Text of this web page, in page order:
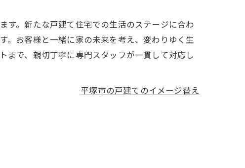
す。新たな戸建て住宅での生活のステージに合わ
。お客様と一緒に家の未来を考え、変わりゆく生
まで、親切丁寧に専門スタッフが一貫して対応し
平塚市の戸建てのイメージ替え